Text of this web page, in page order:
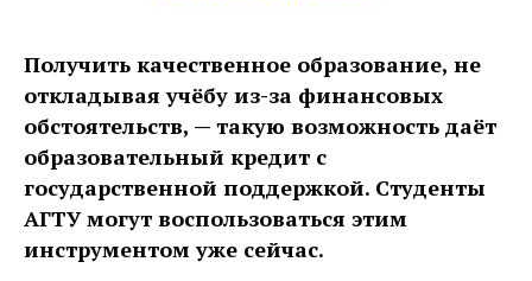
Получить качественное образование, не
откладывая учёбу из-за финансовых
обстоятельств, — такую возможность даёт
образовательный кредит с
государственной поддержкой. Студенты
АГТУ могут воспользоваться этим
инструментом уже сейчас.